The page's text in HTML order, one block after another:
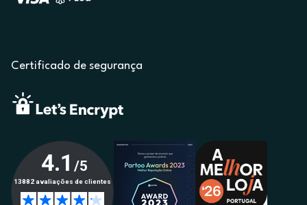
Certificado de segurança